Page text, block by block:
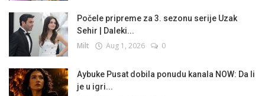
Počele pripreme za 3. sezonu serije Uzak
Sehir | Daleki...
Milt Aug 1, 2026 0
Aybuke Pusat dobila ponudu kanala NOW: Da li
je u igri...